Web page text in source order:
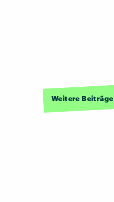
Weitere Beiträge